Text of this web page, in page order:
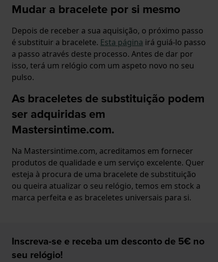
Mudar a bracelete por si mesmo
Depois de receber a sua aquisição, o próximo passo
é substituir a bracelete. Esta página irá guiá-lo passo
a passo através deste processo. Antes de dar por
isso, terá um relógio com um aspeto novo no seu
pulso.
As braceletes de substituição podem
ser adquiridas em
Mastersintime.com.
Na Mastersintime.com, acreditamos em fornecer
produtos de qualidade e um serviço excelente. Quer
esteja à procura de uma bracelete de substituição
ou queira atualizar o seu relógio, temos em stock a
marca perfeita e as braceletes universais para si.
Inscreva-se e receba um desconto de 5€ no
seu relógio!